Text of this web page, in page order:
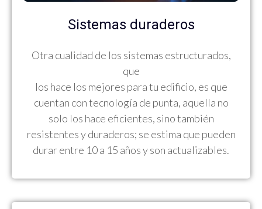
Sistemas duraderos
Otra cualidad de los sistemas estructurados,
que
los hace los mejores para tu edificio, es que
cuentan con tecnología de punta, aquella no
solo los hace eficientes, sino también
resistentes y duraderos; se estima que pueden
durar entre 10 a 15 años y son actualizables.